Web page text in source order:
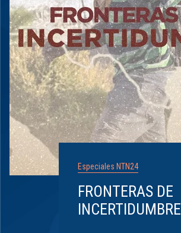
Especiales NTN24
FRONTERAS DE
INCERTIDUMBRE